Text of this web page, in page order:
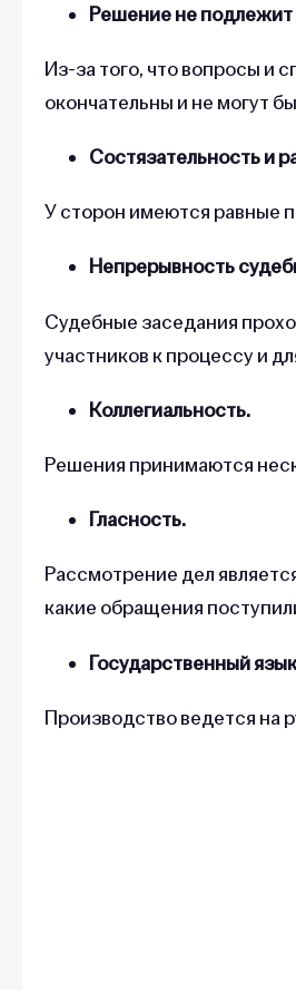
Решение не
Из-за того, что вопросы и
окончательны и не могут
Состязательность и
У сторон имеются равные
Непрерывность
Судебные заседания
участников к процессу и
Коллегиальность.
Решения принимаются
Гласность.
Рассмотрение дел
какие обращения
Государственный
Производство ведется на